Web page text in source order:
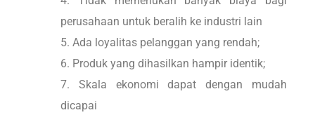
perusahaan untuk beralih ke industri lain
Ada loyalitas pelanggan yang rendah;
Produk yang dihasilkan hampir identik;
Skala ekonomi dapat dengan mudah
dicapai